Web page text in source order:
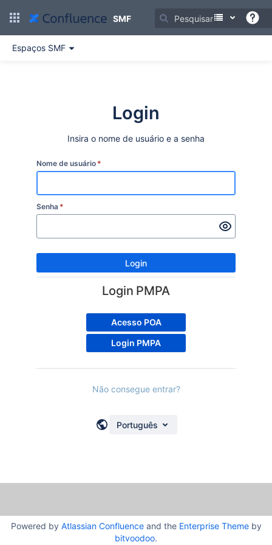
para
principal
SMF
Espaços SMF
Login
Insira o nome de usuário e a senha
Nome de usuário *
Senha *
Login
Login PMPA
Acesso POA
Login PMPA
Não consegue entrar?
Português
Powered by Atlassian Confluenceand the Enterprise Themeby
bitvoodoo.